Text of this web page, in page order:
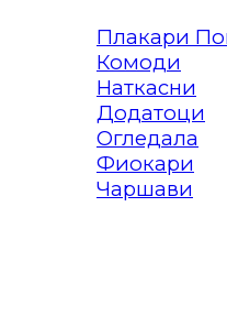
Плакари
Комоди
Наткасни
Додатоци
Огледала
Фиокари
Чаршави